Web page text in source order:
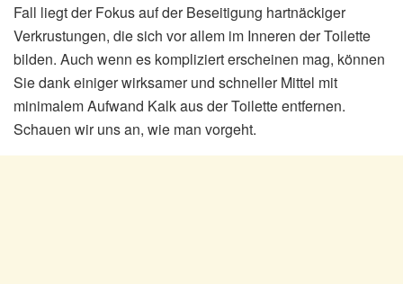
Fall liegt der Fokus auf der Beseitigung hartnäckiger
Verkrustungen, die sich vor allem im Inneren der Toilette
bilden. Auch wenn es kompliziert erscheinen mag, können
Sie dank einiger wirksamer und schneller Mittel mit
minimalem Aufwand Kalk aus der Toilette entfernen.
Schauen wir uns an, wie man vorgeht.